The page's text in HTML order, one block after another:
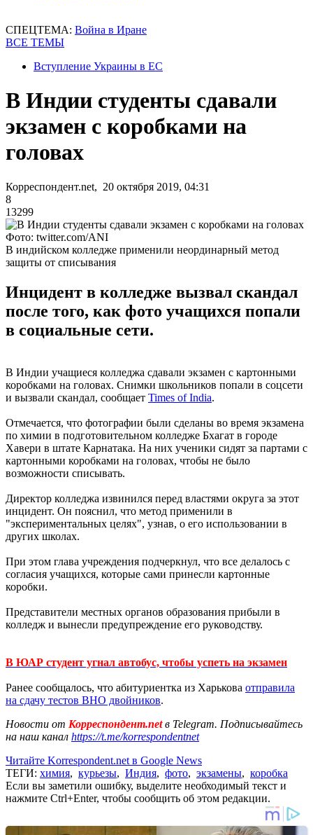
СПЕЦТЕМА: Война в Иране
ВСЕ ТЕМЫ
Вступление Украины в ЕС
В Индии студенты сдавали
экзамен с коробками на
головах
Корреспондент.net, 20 октября 2019, 04:31
8
13299
Фото: twitter.com/ANI
В индийском колледже применили неординарный метод
защиты от списывания
Инцидент в колледже вызвал скандал
после того, как фото учащихся попали
в социальные сети.
В Индии учащиеся колледжа сдавали экзамен с картонными
коробками на головах. Снимки школьников попали в соцсети
и вызвали скандал, сообщает Times of India.
Отмечается, что фотографии были сделаны во время экзамена
по химии в подготовительном колледже Бхагат в городе
Хавери в штате Карнатака. На них ученики сидят за партами с
картонными коробками на головах, чтобы не было
возможности списывать.
Директор колледжа извинился перед властями округа за этот
инцидент. Он пояснил, что метод применили в
"экспериментальных целях", узнав, о его использовании в
других школах.
При этом глава учреждения подчеркнул, что все делалось с
согласия учащихся, которые сами принесли картонные
коробки.
Представители местных органов образования прибыли в
колледж и вынесли предупреждение его руководству.
В ЮАР студент угнал автобус, чтобы успеть на экзамен
Ранее сообщалось, что абитуриентка из Харькова отправила
на сдачу тестов ВНО двойников.
Новости от Корреспондент.netв Telegram. Подписывайтесь
на наш канал https://t.me/korrespondentnet
Читайте Korrespondent.net в Google News
ТЕГИ: химия, курьезы, Индия, фото, экзамены, коробка
Если вы заметили ошибку, выделите необходимый текст и
нажмите Ctrl+Enter, чтобы сообщить об этом редакции.